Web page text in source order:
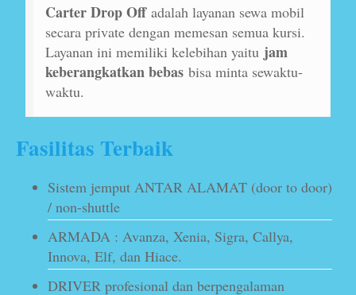
Carter Drop Offadalah layanan sewa mobil
secara private dengan memesan semua kursi.
Layanan ini memiliki kelebihan yaitu jam
keberangkatkan bebas bisa minta sewaktu-
waktu.
Fasilitas Terbaik
Sistem jemput ANTAR ALAMAT (door to door)
/ non-shuttle
ARMADA : Avanza, Xenia, Sigra, Callya,
Innova, Elf, dan Hiace.
DRIVER profesional dan berpengalaman